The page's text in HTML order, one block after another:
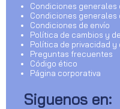
Condiciones generales
Condiciones
Condiciones de envío
Política de cambios y
Política de privacidad y
Preguntas frecuentes
Código ético
Página corporativa
Siguenos en: